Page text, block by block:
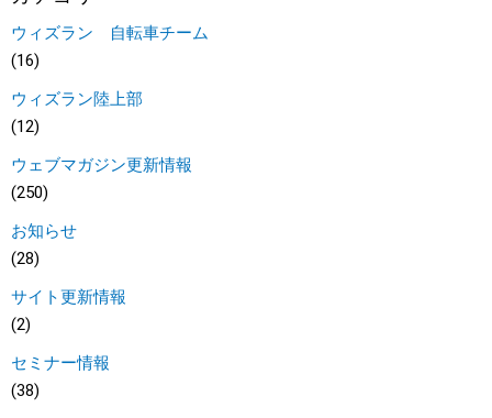
ウィズラン 自転車チーム
(16)
ウィズラン陸上部
(12)
ウェブマガジン更新情報
(250)
お知らせ
(28)
サイト更新情報
(2)
セミナー情報
(38)